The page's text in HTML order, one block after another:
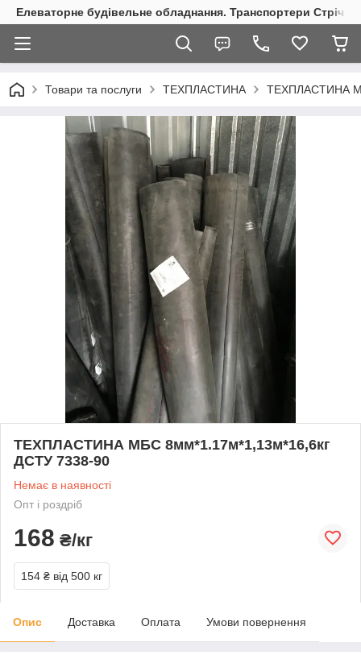
Елеваторне будівельне обладнання. Транспортери
Товари та послуги ТЕХПЛАСТИНА ТЕХПЛАСТИНА
ТЕХПЛАСТИНА МБС 8мм*1.17м*1,13м*16,6кг
ДСТУ 7338-90
Немає в наявності
Опт і роздріб
168 ₴/кг
154 ₴ від 500 кг
Опис Доставка Оплата Умови повернення